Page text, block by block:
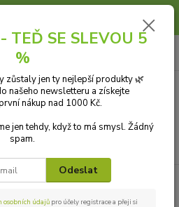
zabrat. Dopřejte jim šetrnou péči s
CZK
výživa
Vitamíny a minerály pro
TEĎ SE SLEVOU 5
%
zůstaly jen ty nejlepší produkty 🌿
našeho newsletteru a získejte
nákup nad 1000 Kč.
jen tehdy, když to má smysl. Žádný
spam.
Odeslat
osobních údajů pro účely registrace a přeji si